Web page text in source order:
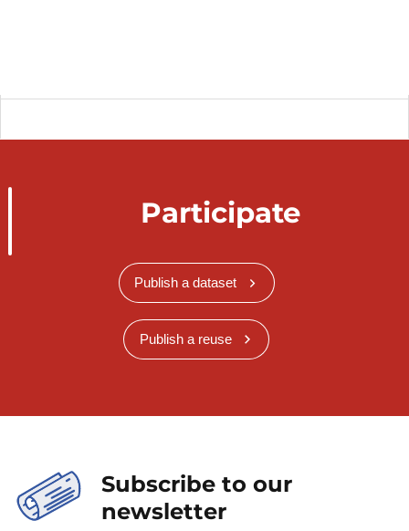
données LUSTAT
Participate
Publish a dataset
Publish a reuse
Subscribe to our
newsletter